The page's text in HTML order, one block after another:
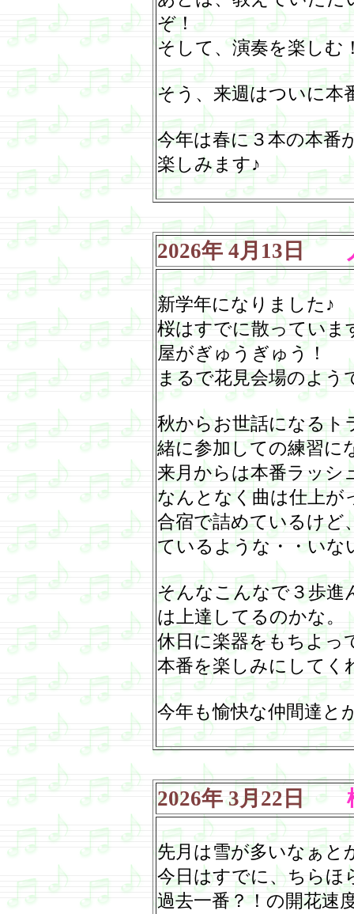
ぞ！
そして、演奏を楽しむ
そう、来週はついに本
今年は春に３本の本番
楽しみます♪
2026年4月 13 日 人
新学年になりました♪
桜はすでに散っていま
屋がぎゅうぎゅう！
まるで花見会場のよう
秋からお世話になるト
緒に参加しての練習に
来月からは本番ラッシ
なんとなく曲は仕上が
合宿で詰めているけど
ているような・・いな
そんなこんなで３歩進
は上達してるのかな。
休日に楽器をもちよっ
本番を楽しみにしてく
今年も愉快な仲間達と
2026年3月 22 日桜
先月は雪が多いなぁと
今日はすでに、ちらほ
過去一番？！の開花速